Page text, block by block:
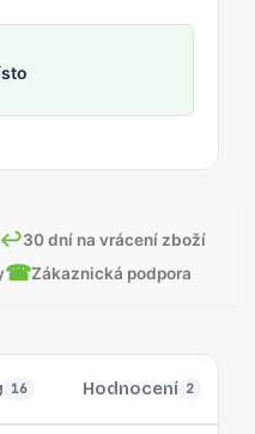
↩30 dní na vrácení zboží
☎Zákaznická podpora
16 Hodnocení 2